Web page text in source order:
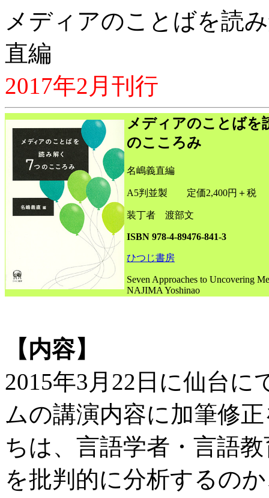
メディアのことばを読
直編
2017年2月刊行
メディアのことばを
のこころみ
名嶋義直編
A5判並製 定価2,400円＋税
装丁者 渡部文
ISBN 978-4-89476-841-3
ひつじ書房
Seven Approaches to Uncovering
NAJIMA Yoshinao
【内容】
2015年3月22日に仙台
ムの講演内容に加筆修
ちは、言語学者・言語
を批判的に分析するの